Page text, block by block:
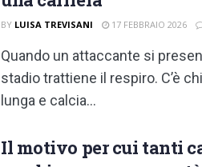
BY LUISA TREVISANI 17 FEBBRAIO 2026
Quando un attaccante si
stadio trattiene il respiro. C’è
lunga e calcia...
Il motivo per cui tanti